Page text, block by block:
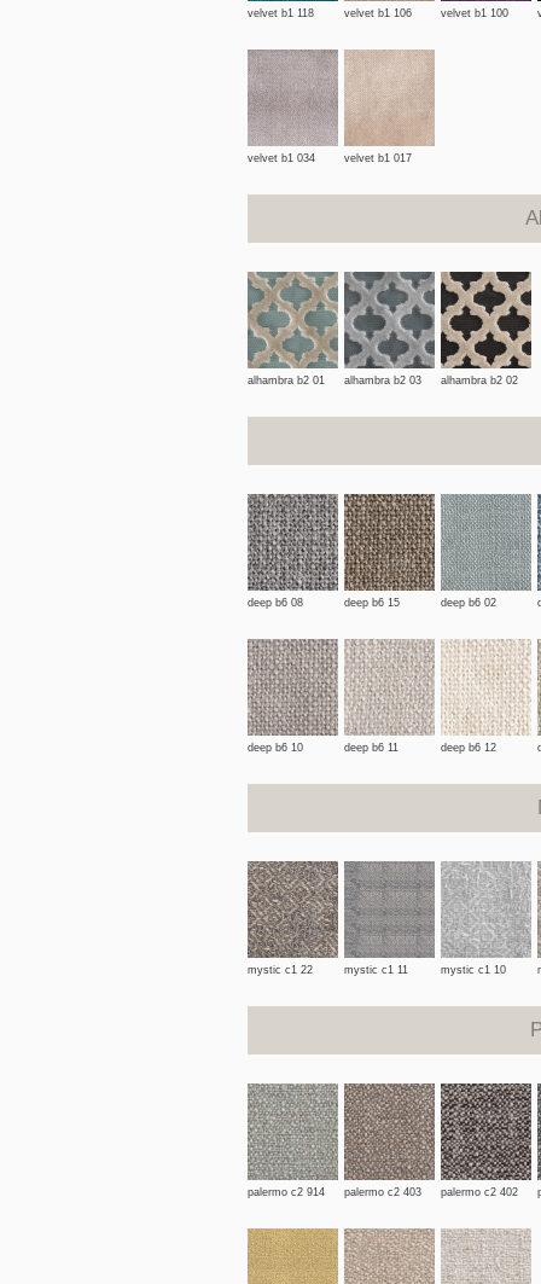
velvet b1 118 velvet b1 106 velvet b1 100
velvet b1 034 velvet b1 017
alhambra b2 01 alhambra b2 03 alhambra b2 02
deep b6 08 deep b6 15 deep b6 02
deep b6 10 deep b6 11 deep b6 12
mystic c1 22 mystic c1 11 mystic c1 10
palermo c2 914 palermo c2 403 palermo c2 402